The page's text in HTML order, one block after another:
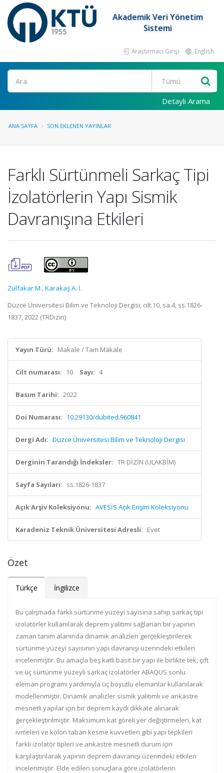
Akademik Veri Yönetim
Sistemi
Araştırmacı Girişi English
Ara
Detaylı Arama
ANA SAYFA SON EKLENEN YAYINLAR
Farklı Sürtünmeli Sarkaç Tipi
İzolatörlerin Yapı Sismik
Davranışına Etkileri
Zulfakar M.,Karakaş A. İ.
Düzce Üniversitesi Bilim ve Teknoloji Dergisi, cilt.10, sa.4, ss.1826-
1837, 2022 (TRDizin)
Yayın Türü: Makale / Tam Makale
Cilt numarası: 10 Sayı: 4
Basım Tarihi: 2022
Doi Numarası: 10.29130/dubited.960841
Dergi Adı: Düzce Üniversitesi Bilim ve Teknoloji Dergisi
Derginin Tarandığı İndeksler: TR DİZİN (ULAKBİM)
Sayfa Sayıları: ss.1826-1837
Açık Arşiv Koleksiyonu: AVESİS Açık Erişim Koleksiyonu
Karadeniz Teknik Üniversitesi Adresli: Evet
Özet
Türkçe İngilizce
Bu çalışmada farklı sürtünme yüzeyi sayısına sahip sarkaç tipi
izolatörler kullanılarak deprem yalıtımı sağlanan bir yapının
zaman tanım alanında dinamik analizleri gerçekleştirilerek
sürtünme yüzeyi sayısının yapı davranışı üzerindeki etkileri
incelenmiştir. Bu amaçla beş katlı basit bir yapı ile birlikte tek, çift
ve üç sürtünme yüzeyli sarkaç izolatörler ABAQUS sonlu
eleman programı yardımıyla üç boyutlu elemanlar kullanılarak
modellenmiştir. Dinamik analizler sismik yalıtımlı ve ankastre
mesnetli yapılar için bir deprem kaydı dikkate alınarak
gerçekleştirilmiştir. Maksimum kat göreli yer değiştirmeleri, kat
ivmeleri ve kolon taban kesme kuvvetleri gibi yapı tepkileri
farklı izolatör tipleri ve ankastre mesnetli durum için
karşılaştırılarak yapının deprem davranışı üzerindeki etkileri
incelenmiştir. Elde edilen sonuçlara göre izolatörlerin